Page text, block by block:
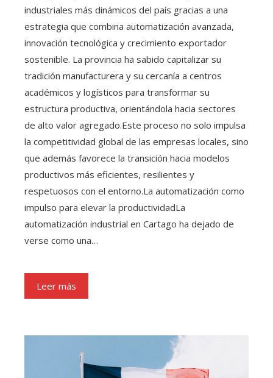
industriales más dinámicos del país gracias a una
estrategia que combina automatización avanzada,
innovación tecnológica y crecimiento exportador
sostenible. La provincia ha sabido capitalizar su
tradición manufacturera y su cercanía a centros
académicos y logísticos para transformar su
estructura productiva, orientándola hacia sectores
de alto valor agregado.Este proceso no solo impulsa
la competitividad global de las empresas locales, sino
que además favorece la transición hacia modelos
productivos más eficientes, resilientes y
respetuosos con el entorno.La automatización como
impulso para elevar la productividadLa
automatización industrial en Cartago ha dejado de
verse como una…
Leer más